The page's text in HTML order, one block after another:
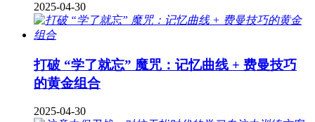
2025-04-30
打破 “学了就忘” 魔咒：记忆曲线 + 费曼技巧
的黄金组合
2025-04-30